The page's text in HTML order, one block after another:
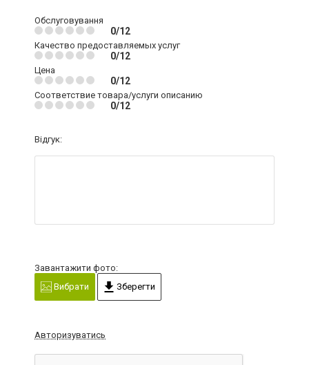
Обслуговування
0/12
Качество предоставляемых услуг
0/12
Цена
0/12
Соответствие товара/услуги описанию
0/12
Відгук:
Завантажити фото:
Вибрати
Зберегти
Авторизуватись